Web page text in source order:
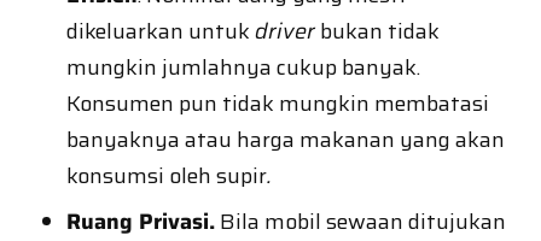
dikeluarkan untukdriverbukan tidak
mungkin jumlahnya cukup banyak.
Konsumen pun tidak mungkin membatasi
banyaknya atau harga makanan yang akan
konsumsi oleh supir.
Ruang Privasi.Bila mobil sewaan ditujukan